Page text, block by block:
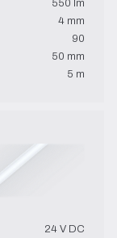
4 mm
90
50 mm
5 m
24 V DC